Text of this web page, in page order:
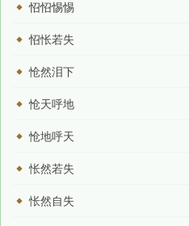
怊怊惕惕
怊怅若失
怆然泪下
怆天呼地
怆地呼天
怅然若失
怅然自失